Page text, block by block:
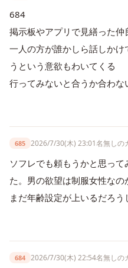
684
掲示板やアプリで見繕った仲
一人の方が誰かしら話しか
うという意欲もわいてくる
行ってみないと合うか合わ
685 2026/7/30(木) 23:01名無しの
ソフレでも頼もうかと思っ
た。男の欲望は制服女性な
まだ年齢設定が上いるだろう
684 2026/7/30(木) 22:54名無しの